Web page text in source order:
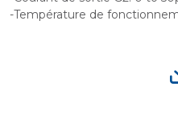
-Température de